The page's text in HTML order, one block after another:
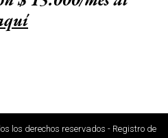
los derechos reservados - Registro de